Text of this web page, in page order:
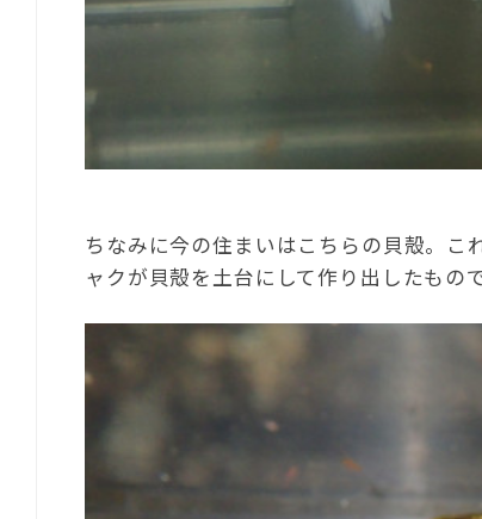
ちなみに今の住まいはこちらの貝殻。こ
ャクが貝殻を土台にして作り出したもので